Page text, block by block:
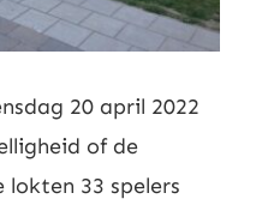
20 april 2022
of de
33 spelers